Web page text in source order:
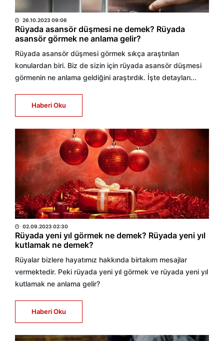
HABER MERKEZİ
26.10.2023 09:06
Rüyada asansör düşmesi ne demek? Rüyada
asansör görmek ne anlama gelir?
Rüyada asansör düşmesi görmek sıkça araştırılan
konulardan biri. Biz de sizin için rüyada asansör düşmesi
görmenin ne anlama geldiğini araştırdık. İşte detayları...
Haberi Oku
HABER MERKEZİ
02.09.2023 02:30
Rüyada yeni yıl görmek ne demek? Rüyada yeni yıl
kutlamak ne demek?
Rüyalar bizlere hayatımız hakkında birtakım mesajlar
vermektedir. Peki rüyada yeni yıl görmek ve rüyada yeni yıl
kutlamak ne anlama gelir?
Haberi Oku